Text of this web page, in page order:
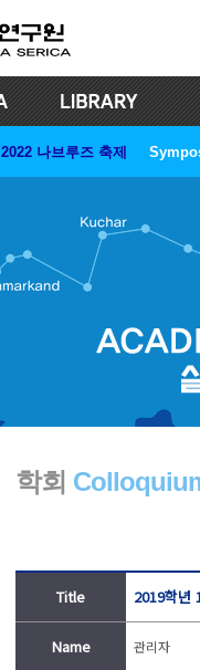
2022 나브루즈 축제
학회
Title 2019학년
Name 관리자